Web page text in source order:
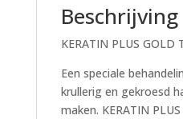
Beschrijving
KERATIN PLUS GOLD
Een speciale
krullerig en gekroesd
maken. KERATIN